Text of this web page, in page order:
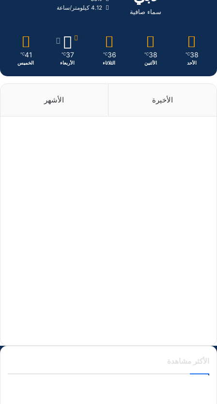
ن
ا
سماء صافية
4.12 كيلومتر/ساعة
38
℃
الأحد
38
℃
الأثنين
36
℃
الثلاثاء
37
℃
الأربعاء
41
℃
الخميس
الأخيرة الأشهر
الأكثر مشاهدة